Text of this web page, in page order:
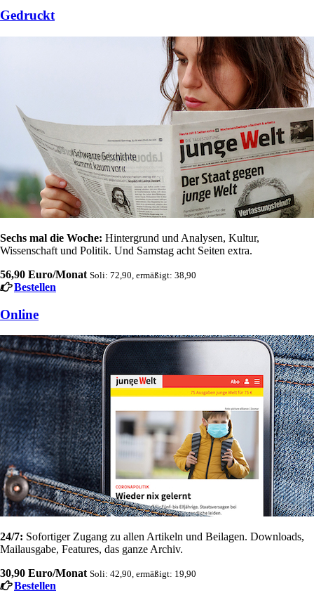
Gedruckt
Sechs mal die Woche: Hintergrund und Analysen, Kultur,
Wissenschaft und Politik. Und Samstag acht Seiten extra.
56,90 Euro/Monat Soli: 72,90, ermäßigt: 38,90
Bestellen
Online
24/7: Sofortiger Zugang zu allen Artikeln und Beilagen. Downloads,
Mailausgabe, Features, das ganze Archiv.
30,90 Euro/Monat Soli: 42,90, ermäßigt: 19,90
Bestellen